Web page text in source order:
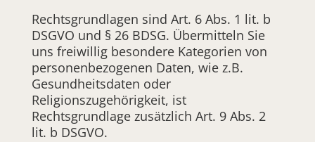
Rechtsgrundlagen sind Art. 6 Abs. 1 lit. b
DSGVO und § 26 BDSG. Übermitteln Sie
uns freiwillig besondere Kategorien von
personenbezogenen Daten, wie z.B.
Gesundheitsdaten oder
Religionszugehörigkeit, ist
Rechtsgrundlage zusätzlich Art. 9 Abs. 2
lit. b DSGVO.